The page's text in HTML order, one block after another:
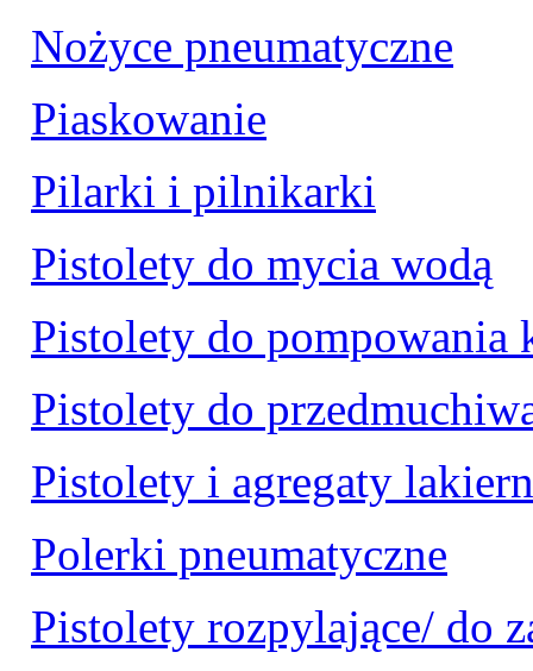
Nożyce pneumatyczne
Piaskowanie
Pilarki i pilnikarki
Pistolety do mycia wodą
Pistolety do pompowania
Pistolety do
Pistolety i agregaty
Polerki pneumatyczne
Pistolety rozpylające/ do